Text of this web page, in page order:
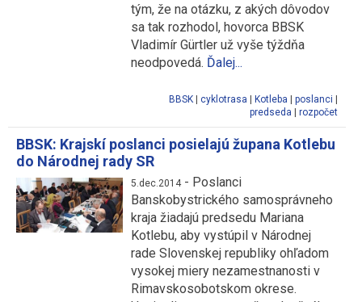
tým, že na otázku, z akých dôvodov
sa tak rozhodol, hovorca BBSK
Vladimír Gürtler už vyše týždňa
neodpovedá. Ďalej...
BBSK cyklotrasa Kotleba poslanci
predseda
rozpočet
BBSK: Krajskí poslanci posielajú župana Kotlebu
do Národnej rady SR
5.dec.2014- Poslanci
Banskobystrického samosprávneho
kraja žiadajú predsedu Mariana
Kotlebu, aby vystúpil v Národnej
rade Slovenskej republiky ohľadom
vysokej miery nezamestnanosti v
Rimavskosobotskom okrese.